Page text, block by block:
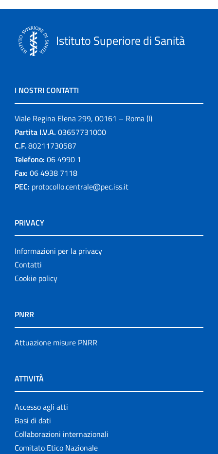
Istituto Superiore di Sanità
I NOSTRI CONTATTI
Viale Regina Elena 299, 00161 – Roma (I)
Partita I.V.A. 03657731000
C.F. 80211730587
Telefono: 06 4990 1
Fax: 06 4938 7118
PEC: protocollo.centrale@pec.iss.it
PRIVACY
Informazioni per la privacy
Contatti
Cookie policy
PNRR
Attuazione misure PNRR
ATTIVITÀ
Accesso agli atti
Basi di dati
Collaborazioni internazionali
Comitato Etico Nazionale